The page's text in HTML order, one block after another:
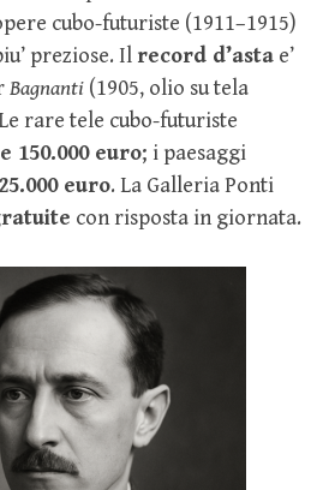
cubo-futuriste (1911–1915)
preziose. Il record d’asta e’
Bagnanti (1905, olio su tela
rare tele cubo-futuriste
150.000 euro; i paesaggi
euro. La Galleria Ponti
con risposta in giornata.